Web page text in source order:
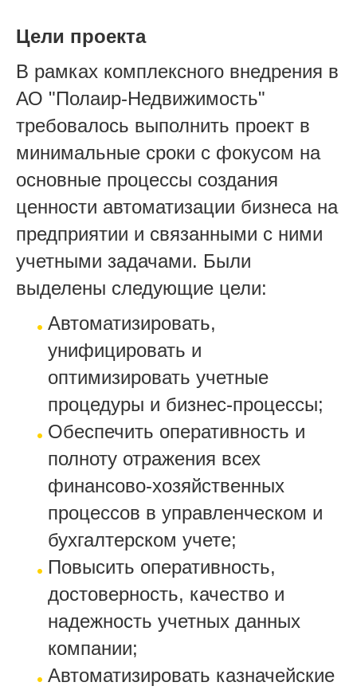
Цели проекта
В рамках комплексного внедрения в
АО "Полаир-Недвижимость"
требовалось выполнить проект в
минимальные сроки с фокусом на
основные процессы создания
ценности автоматизации бизнеса на
предприятии и связанными с ними
учетными задачами. Были
выделены следующие цели:
Автоматизировать,
унифицировать и
оптимизировать учетные
процедуры и бизнес-процессы;
Обеспечить оперативность и
полноту отражения всех
финансово-хозяйственных
процессов в управленческом и
бухгалтерском учете;
Повысить оперативность,
достоверность, качество и
надежность учетных данных
компании;
Автоматизировать казначейские